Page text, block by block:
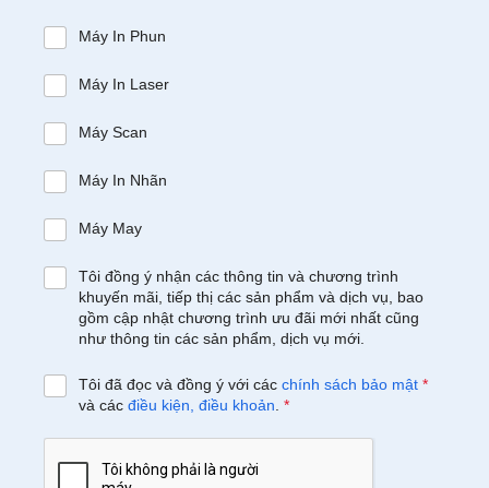
Máy In Phun
Máy In Laser
Máy Scan
Máy In Nhãn
Máy May
Tôi đồng ý nhận các thông tin và chương trình
khuyến mãi, tiếp thị các sản phẩm và dịch vụ, bao
gồm cập nhật chương trình ưu đãi mới nhất cũng
như thông tin các sản phẩm, dịch vụ mới.
Tôi đã đọc và đồng ý với các chính sách bảo mật *
và các điều kiện, điều khoản *